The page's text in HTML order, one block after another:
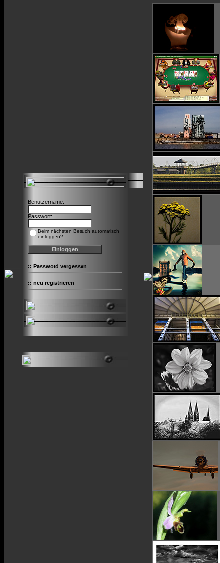
Benutzername:
Passwort:
Beim nächsten Besuch automatisch
einloggen?
:: Password vergessen
:: neu registrieren